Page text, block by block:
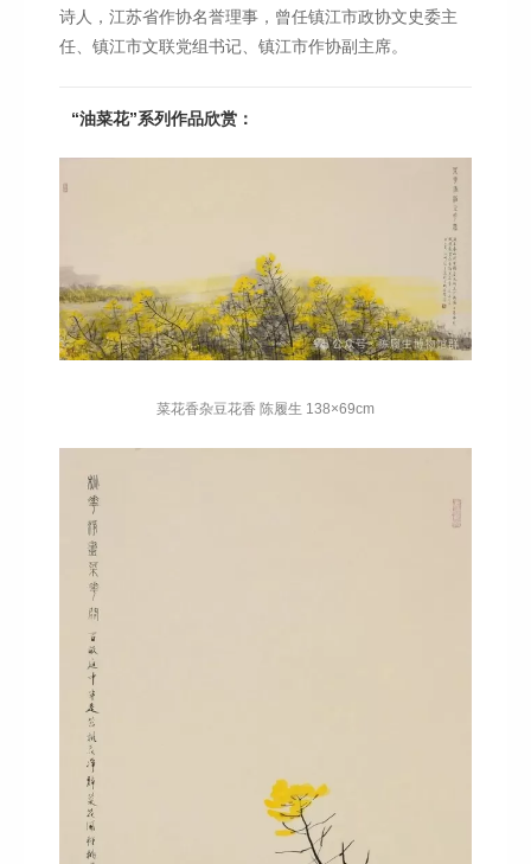
诗人，江苏省作协名誉理事，曾任镇江市政协文史委主
任、镇江市文联党组书记、镇江市作协副主席。
“油菜花”系列作品欣赏：
菜花香杂豆花香 陈履生 138×69cm